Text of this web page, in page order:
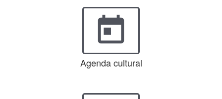
today
Agenda cultural